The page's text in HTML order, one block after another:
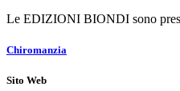
Le EDIZIONI BIONDI sono
Chiromanzia
Sito Web